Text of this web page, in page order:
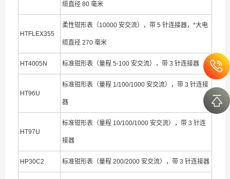
缆直径 80 毫米
HTFLEX355
柔性钳形表（10000 安交流），带 5 针连接器，*大电
缆直径 270 毫米
HT4005N 标准钳形表（量程 5-100 安交流），带 3 针连接器
HT96U
标准钳形表（量程 1/100/1000 安交流），带 3 针连接
器
HT97U
标准钳形表（量程 10/100/1000 安交流），带 3 针连
接器
HP30C2 标准钳形表（量程 200/2000 安交流），带 3 针连接器